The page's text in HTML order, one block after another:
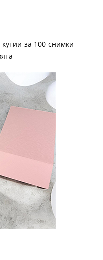
за 100 снимки